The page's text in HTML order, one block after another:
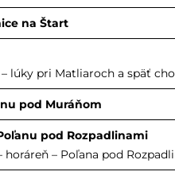
na Štart
lúky pri Matliaroch a späť
pod Muráňom
pod Rozpadlinami
horáreň – Poľana pod